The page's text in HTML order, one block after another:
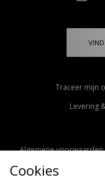
Traceer mijn
Levering
Algemene voorwaarden
Cookie
Cookies